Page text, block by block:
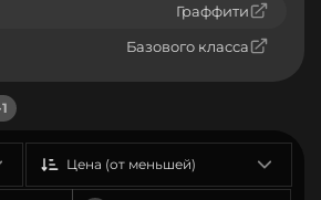
Граффити
Базового класса
Цена (от меньшей)